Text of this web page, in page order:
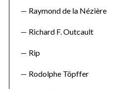
Raymond de la Nézière
Richard F. Outcault
Rip
Rodolphe Töpffer